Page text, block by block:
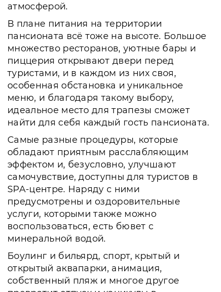
атмосферой.
В плане питания на территории
пансионата всё тоже на высоте. Большое
множество ресторанов, уютные бары и
пиццерия открывают двери перед
туристами, и в каждом из них своя,
особенная обстановка и уникальное
меню, и благодаря такому выбору,
идеальное место для трапезы сможет
найти для себя каждый гость пансионата.
Самые разные процедуры, которые
обладают приятным расслабляющим
эффектом и, безусловно, улучшают
самочувствие, доступны для туристов в
SPA-центре. Наряду с ними
предусмотрены и оздоровительные
услуги, которыми также можно
воспользоваться, есть бювет с
минеральной водой.
Боулинг и бильярд, спорт, крытый и
открытый аквапарки, анимация,
собственный пляж и многое другое